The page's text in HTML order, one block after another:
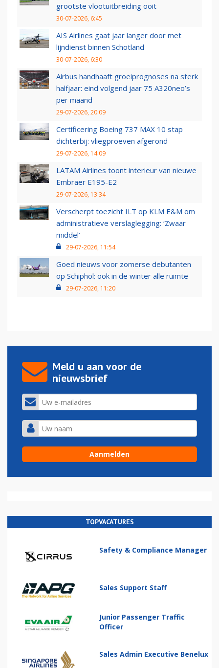
grootste vlootuitbreiding ooit
30-07-2026, 6:45
AIS Airlines gaat jaar langer door met
lijndienst binnen Schotland
30-07-2026, 6:30
Airbus handhaaft groeiprognoses na sterk
halfjaar: eind volgend jaar 75 A320neo’s
per maand
29-07-2026, 20:09
Certificering Boeing 737 MAX 10 stap
dichterbij: vliegproeven afgerond
29-07-2026, 14:09
LATAM Airlines toont interieur van nieuwe
Embraer E195-E2
29-07-2026, 13:34
Verscherpt toezicht ILT op KLM E&M om
administratieve verslaglegging: ‘Zwaar
middel’
29-07-2026, 11:54
Goed nieuws voor zomerse debutanten
op Schiphol: ook in de winter alle ruimte
29-07-2026, 11:20
Meld u aan voor de
nieuwsbrief
TOPVACATURES
Safety & Compliance Manager
Sales Support Staff
Junior Passenger Traffic
Officer
Sales Admin Executive Benelux